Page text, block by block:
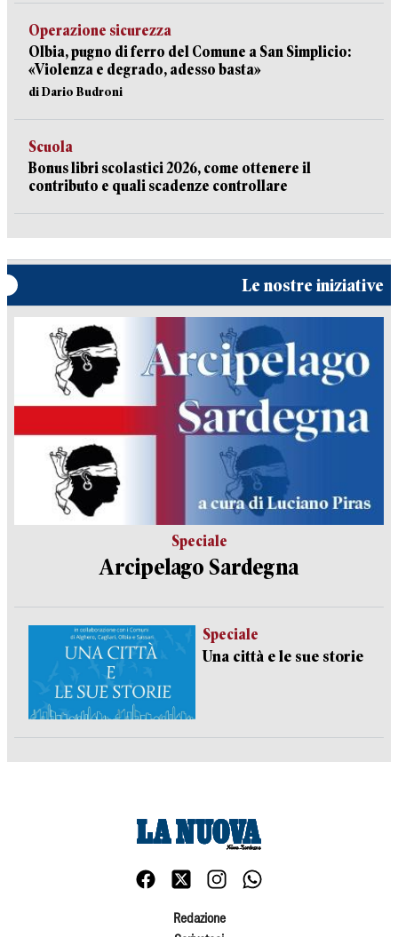
Operazione sicurezza
Olbia, pugno di ferro del Comune a San Simplicio:
«Violenza e degrado, adesso basta»
di Dario Budroni
Scuola
Bonus libri scolastici 2026, come ottenere il
contributo e quali scadenze controllare
Le nostre iniziative
Speciale
Arcipelago Sardegna
Speciale
Una città e le sue storie
Redazione